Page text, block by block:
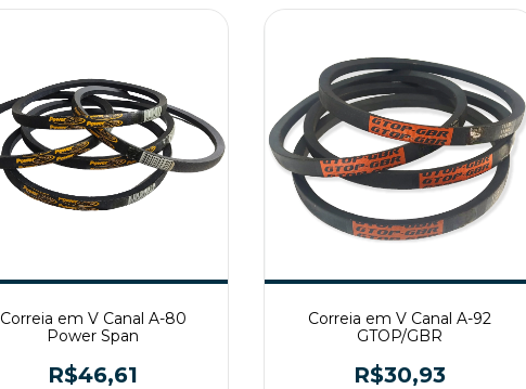
Correia em V Canal A-80
Power Span
R$46,61
Correia em V Canal A-92
GTOP/GBR
R$30,93